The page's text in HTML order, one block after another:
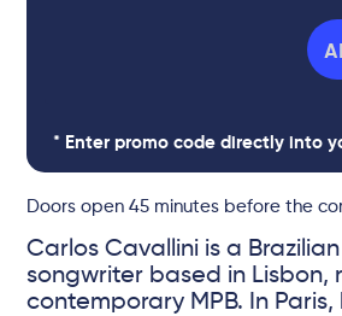
* Enter promo code directly into
Doors open 45 minutes before the
Carlos Cavallini is a
songwriter based in Lisbon,
contemporary MPB. In